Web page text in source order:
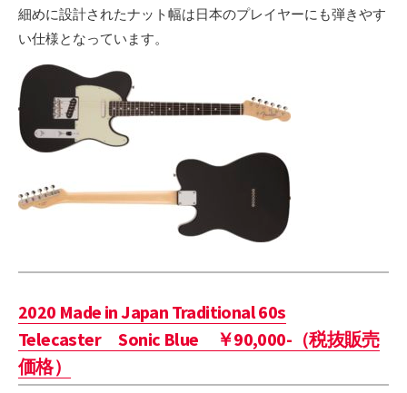
細めに設計されたナット幅は日本のプレイヤーにも弾きやす
い仕様となっています。
2020 Made in Japan Traditional 60s
Telecaster Sonic Blue ￥90,000-（税抜販売
価格）